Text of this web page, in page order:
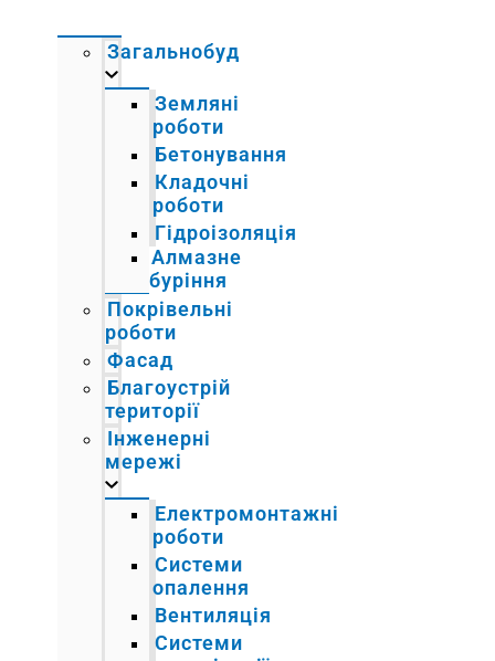
Загальнобуд
Земляні
роботи
Бетонування
Кладочні
роботи
Гідроізоляція
Алмазне
буріння
Покрівельні
роботи
Фасад
Благоустрій
території
Інженерні
мережі
Електромонтажні
роботи
Системи
опалення
Вентиляція
Системи